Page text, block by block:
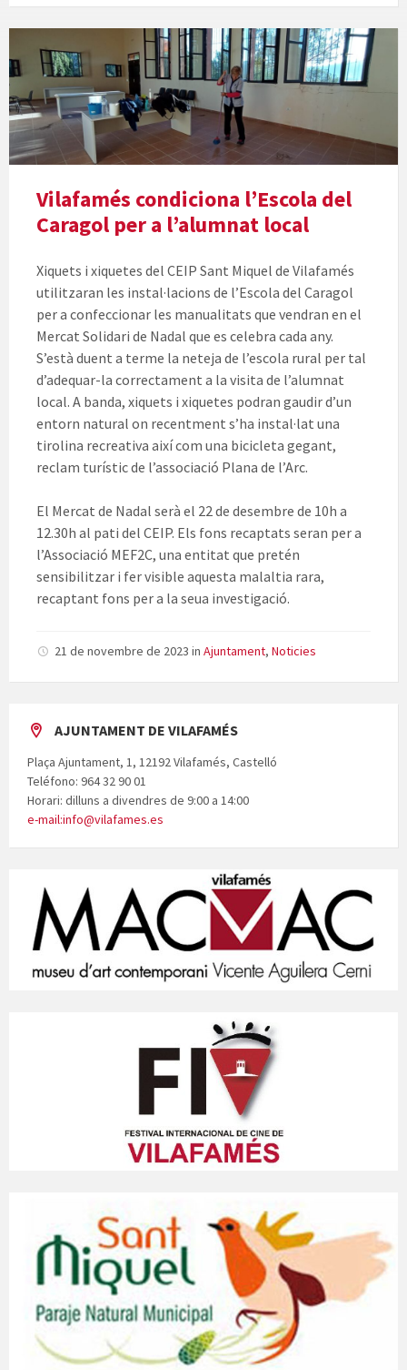
Vilafamés condiciona l’Escola del
Caragol per a l’alumnat local
Xiquets i xiquetes del CEIP Sant Miquel de Vilafamés
utilitzaran les instal·lacions de l’Escola del Caragol
per a confeccionar les manualitats que vendran en el
Mercat Solidari de Nadal que es celebra cada any.
S’està duent a terme la neteja de l’escola rural per tal
d’adequar-la correctament a la visita de l’alumnat
local. A banda, xiquets i xiquetes podran gaudir d’un
entorn natural on recentment s’ha instal·lat una
tirolina recreativa així com una bicicleta gegant,
reclam turístic de l’associació Plana de l’Arc.
El Mercat de Nadal serà el 22 de desembre de 10h a
12.30h al pati del CEIP. Els fons recaptats seran per a
l’Associació MEF2C, una entitat que pretén
sensibilitzar i fer visible aquesta malaltia rara,
recaptant fons per a la seua investigació.
21 de novembre de 2023 in Ajuntament, Noticies
AJUNTAMENT DE VILAFAMÉS
Plaça Ajuntament, 1, 12192 Vilafamés, Castelló
Teléfono: 964 32 90 01
Horari: dilluns a divendres de 9:00 a 14:00
e-mail:info@vilafames.es